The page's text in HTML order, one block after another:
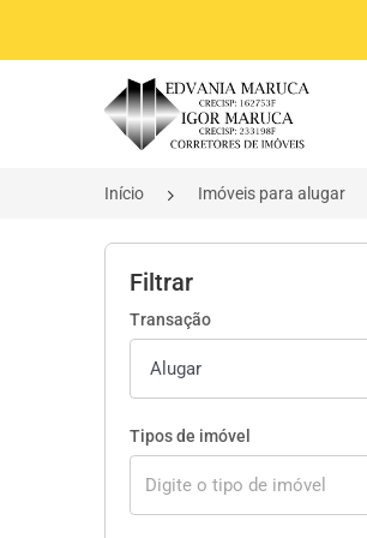
Página inicial
Início Imóveis para alugar
Filtrar
Transação
Tipos de imóvel